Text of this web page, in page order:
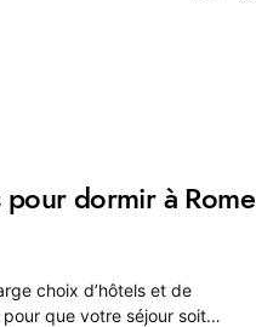
dormir à Rome
choix d’hôtels et de
pour que votre séjour soit…